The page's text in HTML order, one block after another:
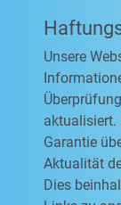
Unsere
aktualisiert.
Garantie
Aktualität
Dies